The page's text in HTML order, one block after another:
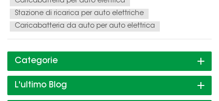
Stazione di ricarica per auto elettriche
Caricabatteria da auto per auto elettrica
Categorie
L'ultimo Blog